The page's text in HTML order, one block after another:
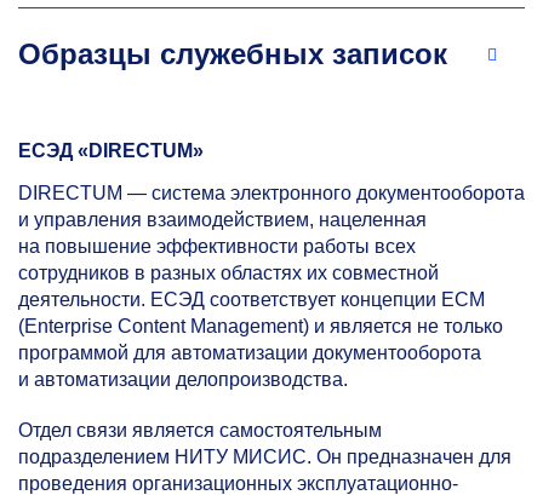
Образцы служебных записок
ЕСЭД «DIRECTUM»
DIRECTUM — система электронного документооборота
и управления взаимодействием, нацеленная
на повышение эффективности работы всех
сотрудников в разных областях их совместной
деятельности. ЕСЭД соответствует концепции ЕСМ
(Enterprise Content Management) и является не только
программой для автоматизации документооборота
и автоматизации делопроизводства.
Отдел связи является самостоятельным
подразделением НИТУ МИСИС. Он предназначен для
проведения организационных эксплуатационно-